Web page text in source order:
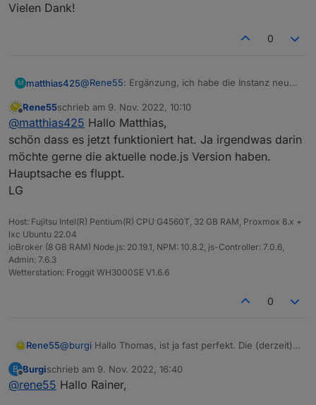
Vielen Dank!
0
M matthias425@Rene55: Ergänzung, ich habe die Instanz neu
Ich denke die Lösung war die Node.js 16
Vielen Dank!
Offline
Rene55schrieb am 9. Nov. 2022, 10:10
zuletzt editiert von
@matthias425 Hallo Matthias,
schön dass es jetzt funktioniert hat. Ja irgendwas darin
möchte gerne die aktuelle node.js Version haben.
Hauptsache es fluppt.
LG
Host: Fujitsu Intel(R) Pentium(R) CPU G4560T, 32 GB RAM, Proxmox 8.x +
lxc Ubuntu 22.04
ioBroker (8 GB RAM) Node.js: 20.19.1, NPM: 10.8.2, js-Controller: 7.0.6,
Admin: 7.6.3
Wetterstation: Froggit WH3000SE V1.6.6
0
Rene55@burgi Hallo Thomas, ist ja fast perfekt. Die (derzeit)
man bei Gelegenheit updaten.
LG Rainer
B
Offline
Burgischrieb am 9. Nov. 2022, 16:40
zuletzt editiert von
@rene55 Hallo Rainer,